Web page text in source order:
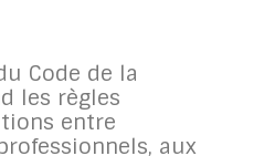
Code de la
les règles
entre
aux